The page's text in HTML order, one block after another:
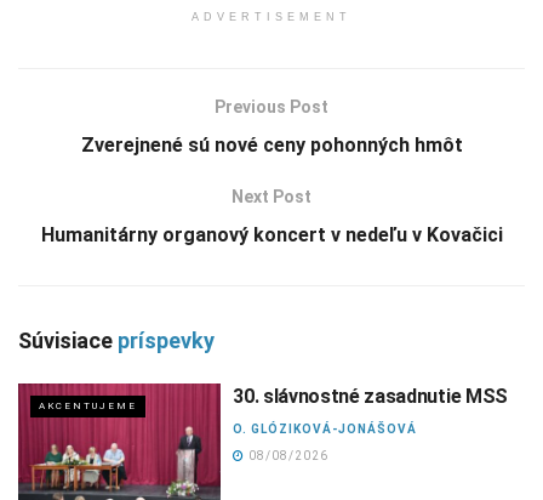
ADVERTISEMENT
Previous Post
Zverejnené sú nové ceny pohonných hmôt
Next Post
Humanitárny organový koncert v nedeľu v Kovačici
Súvisiace príspevky
AKCENTUJEME 30. slávnostné zasadnutie MSS
O. GLÓZIKOVÁ-JONÁŠOVÁ
08/08/2026